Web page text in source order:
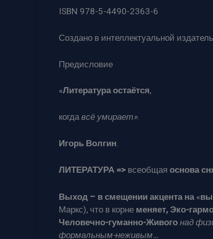
ISBN 978-5-4490-2363-6
Создано в интеллектуальной
Предисловие
«Литература остаётся,
когдавсё умирает».
Игорь Волгин.
ЛИТЕРАТУРА =>всеобщая основа
Выход – в смещении акцента на«
Маркс), что в корне меняет, Эко-
Человечно-гуманно-Живогонад
формальным-неживым…